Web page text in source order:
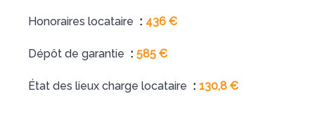
Honoraires locataire 436 €
Dépôt de garantie 585 €
État des lieux charge locataire 130,8 €